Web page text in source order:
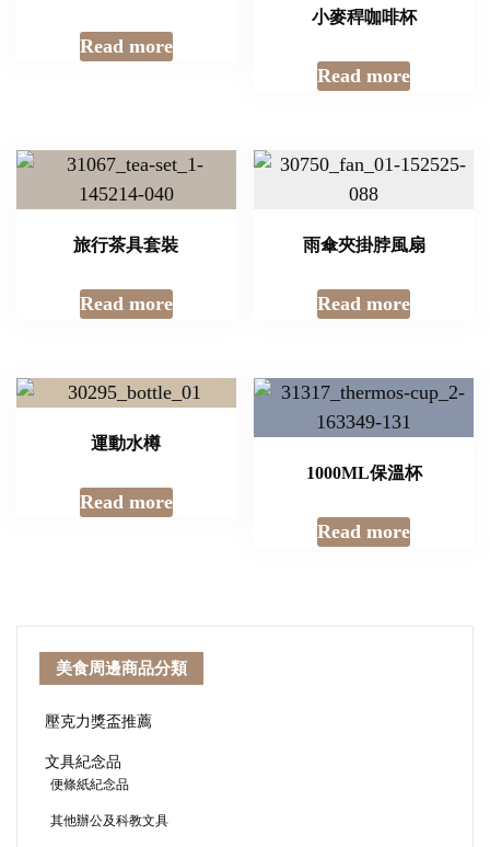
Read more
小麥稈咖啡杯
Read more
旅行茶具套裝
Read more
雨傘夾掛脖風扇
Read more
運動水樽
Read more
1000ML保溫杯
Read more
美食周邊商品分類
壓克力獎盃推薦
文具紀念品
便條紙紀念品
其他辦公及科教文具